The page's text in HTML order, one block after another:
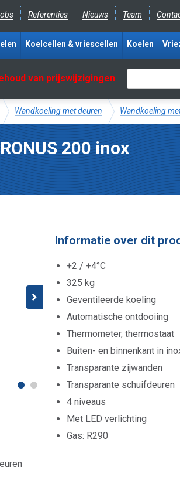
Referenties Nieuws Team
van prijswijzigingen
Koelcellen & vriescellen Koelen
Wandkoeling met deuren Wandkoeling
200 inox
Informatie over dit
+2 / +4°C
325 kg
Geventileerde koeling
Automatische ontdooiing
Thermometer, thermostaat
Buiten- en binnenkant in
Transparante zijwanden
Transparante schuifdeuren
4 niveaus
Met LED verlichting
Gas: R290